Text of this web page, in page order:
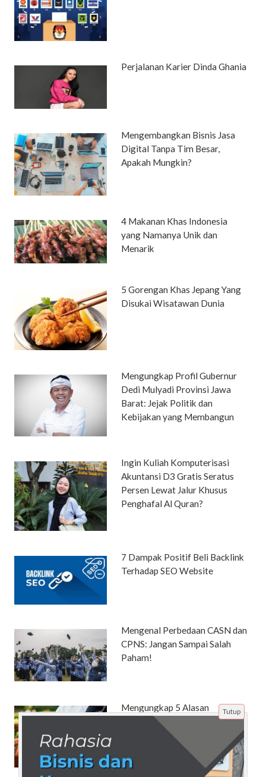
Perjalanan Karier Dinda Ghania
Mengembangkan Bisnis Jasa
Digital Tanpa Tim Besar,
Apakah Mungkin?
4 Makanan Khas Indonesia
yang Namanya Unik dan
Menarik
5 Gorengan Khas Jepang Yang
Disukai Wisatawan Dunia
Mengungkap Profil Gubernur
Dedi Mulyadi Provinsi Jawa
Barat: Jejak Politik dan
Kebijakan yang Membangun
Ingin Kuliah Komputerisasi
Akuntansi D3 Gratis Seratus
Persen Lewat Jalur Khusus
Penghafal Al Quran?
7 Dampak Positif Beli Backlink
Terhadap SEO Website
Mengenal Perbedaan CASN dan
CPNS: Jangan Sampai Salah
Paham!
Mengungkap 5 Alasan
Mengapa Bonafiditas
Perusahaan yang Memiliki
Website Bisa Meningkatkan
Kepercayaan Pelanggan
Tutup